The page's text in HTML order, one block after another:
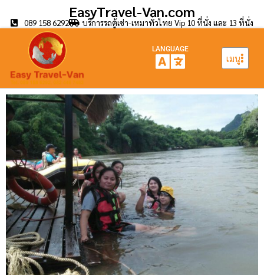
EasyTravel-Van.com
089 158 6292 บริการรถตู้เช่า-เหมาทั่วไทย Vip 10 ที่นั่ง และ 13 ที่นั่ง
เมนู
LANGUAGE